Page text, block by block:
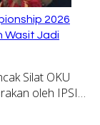
2026
Wasit Jadi
Silat OKU
oleh IPSI…